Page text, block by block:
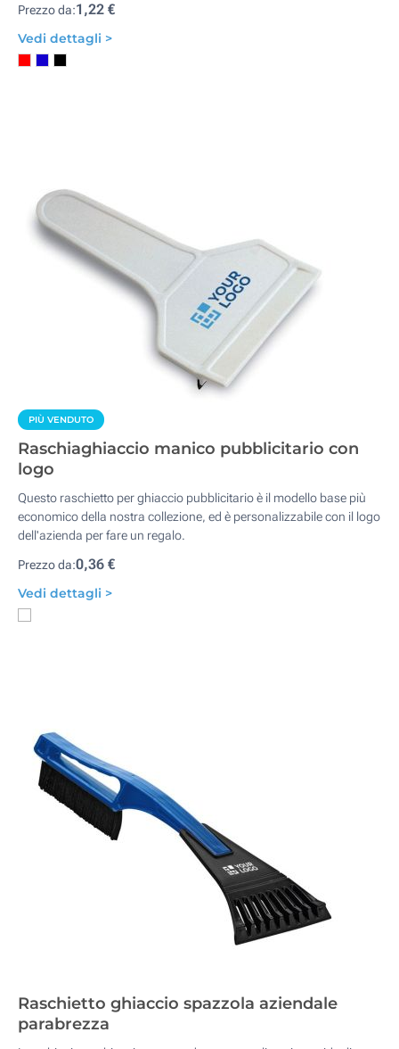
Prezzo da:1,22 €
Vedi dettagli >
PIÙ VENDUTO
Raschiaghiaccio manico pubblicitario con
logo
Questo raschietto per ghiaccio pubblicitario è il modello base più
economico della nostra collezione, ed è personalizzabile con il logo
dell'azienda per fare un regalo.
Prezzo da:0,36 €
Vedi dettagli >
Raschietto ghiaccio spazzola aziendale
parabrezza